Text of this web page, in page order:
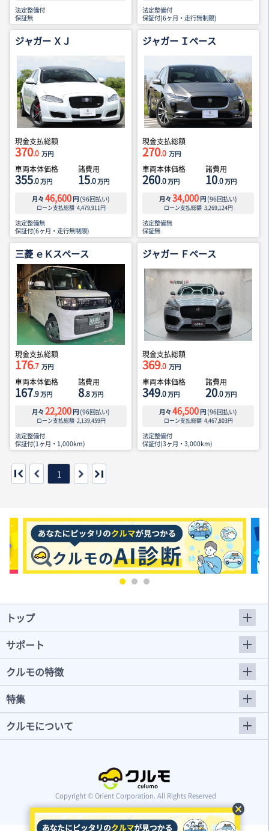
cancel
法定整備付
保証無
法定整備付
保証付(6ヶ月・走行無制限)
ジャガー ＸＪ
現金支払総額
370.0 万円
車両本体価格
355.0万円
諸費用
15.0万円
月々 46,600 円 (96回払い)
ローン支払総額 4,479,911円
法定整備無
保証付(6ヶ月・走行無制限)
ジャガー Ｉペース
現金支払総額
270.0 万円
車両本体価格
260.0万円
諸費用
10.0万円
月々 34,000 円 (96回払い)
ローン支払総額 3,269,124円
法定整備無
保証無
三菱 ｅＫスペース
現金支払総額
176.7 万円
車両本体価格
167.9万円
諸費用
8.8万円
月々 22,200 円 (96回払い)
ローン支払総額 2,139,459円
法定整備付
保証付(1ヶ月・1,000km)
ジャガー Ｆペース
現金支払総額
369.0 万円
車両本体価格
349.0万円
諸費用
20.0万円
月々 46,500 円 (96回払い)
ローン支払総額 4,467,803円
法定整備付
保証付(3ヶ月・3,000km)
1
トップ
サポート
クルモの特徴
特集
クルモについて
Copyright © Orient Corporation. All Rights Reserved